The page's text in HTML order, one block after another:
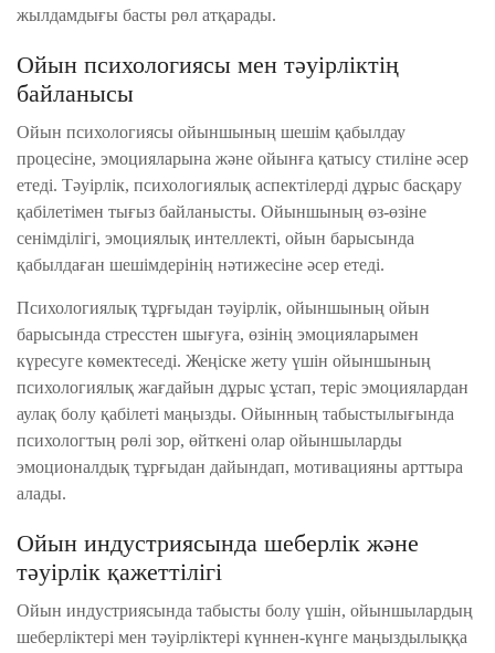
жылдамдығы басты рөл атқарады.
Ойын психологиясы мен тәуірліктің
байланысы
Ойын психологиясы ойыншының шешім қабылдау
процесіне, эмоцияларына және ойынға қатысу стиліне әсер
етеді. Тәуірлік, психологиялық аспектілерді дұрыс басқару
қабілетімен тығыз байланысты. Ойыншының өз-өзіне
сенімділігі, эмоциялық интеллекті, ойын барысында
қабылдаған шешімдерінің нәтижесіне әсер етеді.
Психологиялық тұрғыдан тәуірлік, ойыншының ойын
барысында стресстен шығуға, өзінің эмоцияларымен
күресуге көмектеседі. Жеңіске жету үшін ойыншының
психологиялық жағдайын дұрыс ұстап, теріс эмоциялардан
аулақ болу қабілеті маңызды. Ойынның табыстылығында
психологтың рөлі зор, өйткені олар ойыншыларды
эмоционалдық тұрғыдан дайындап, мотивацияны арттыра
алады.
Ойын индустриясында шеберлік және
тәуірлік қажеттілігі
Ойын индустриясында табысты болу үшін, ойыншылардың
шеберліктері мен тәуірліктері күннен-күнге маңыздылыққа